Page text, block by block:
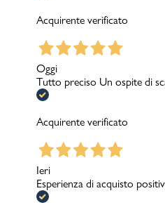
Acquirente verificato
Oggi
Tutto preciso Un ospite di
Acquirente verificato
Ieri
Esperienza di acquisto